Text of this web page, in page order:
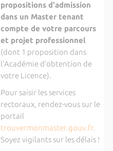
propositions d'admission
dans un Master tenant
compte de votre parcours
et projet professionnel
(dont 1 proposition dans
l'Académie d’obtention de
votre Licence).
Pour saisir les services
rectoraux, rendez-vous sur le
portail
trouvermonmaster.gouv.fr.
Soyez vigilants sur les délais !